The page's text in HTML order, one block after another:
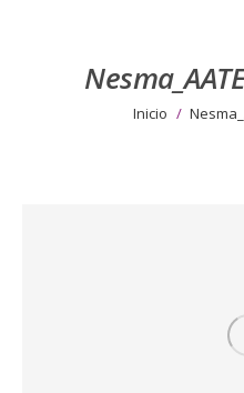
Estás aquí:
Inicio